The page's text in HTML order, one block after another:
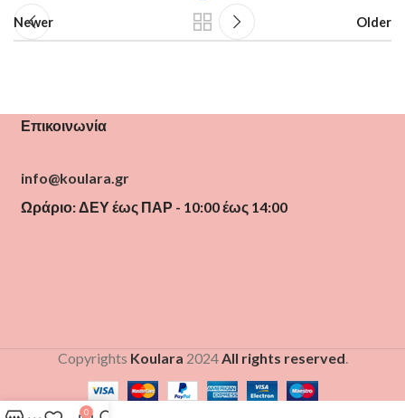
Newer Older
Επικοινωνία
info@koulara.gr
Ωράριο: ΔΕΥ έως ΠΑΡ - 10:00 έως 14:00
Copyrights Koulara 2024All rights reserved.
0